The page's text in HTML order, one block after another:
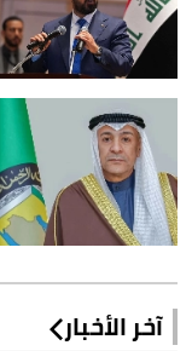
آخر الأخبار